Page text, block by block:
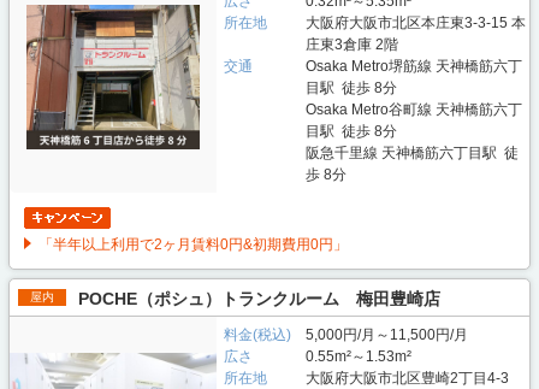
所在地
大阪府大阪市北区本庄東3-3-15 本
庄東3倉庫 2階
交通
Osaka Metro堺筋線 天神橋筋六丁
目駅 徒歩 8分
Osaka Metro谷町線 天神橋筋六丁
目駅 徒歩 8分
阪急千里線 天神橋筋六丁目駅 徒
歩 8分
「半年以上利用で2ヶ月賃料0円&初期費用0円」
屋内 POCHE（ポシュ）トランクルーム 梅田豊崎店
料金(税込)
5,000円/月～11,500円/月
広さ
0.55m²～1.53m²
所在地
大阪府大阪市北区豊崎2丁目4-3